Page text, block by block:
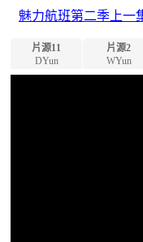
魅力航班第二季上一
片源11
DYun
片源2
WYun